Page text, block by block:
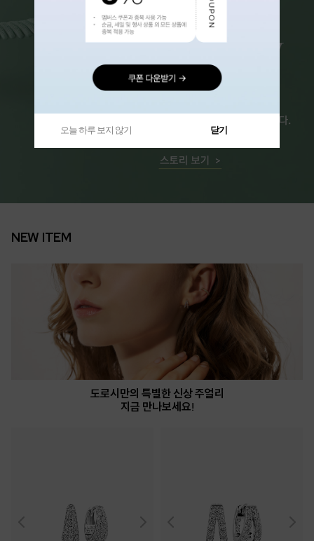
NEW ITEM
도로시만의 특별한 신상 주얼리
지금 만나보세요!
오늘 하루 보지 않기 닫기